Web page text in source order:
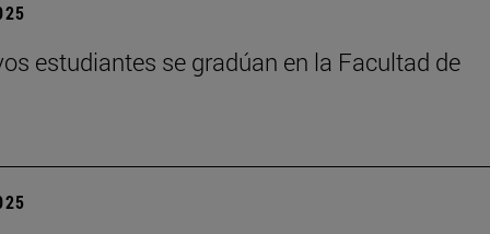
estudiantes se gradúan en la Facultad de